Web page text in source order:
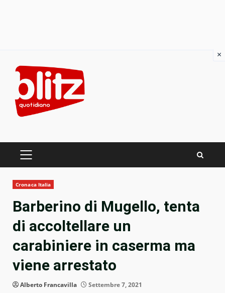
content
PRIMARY
Cronaca Italia
Barberino di Mugello, tenta
di accoltellare un
carabiniere in caserma ma
viene arrestato
Alberto Francavilla Settembre 7, 2021
×